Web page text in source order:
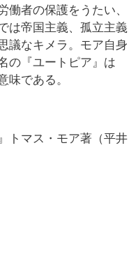
者の保護をうたい、
は帝国主義、孤立主義
議なキメラ。モア自身
の『ユートピア』は
味である。
トマス・モア著（平井